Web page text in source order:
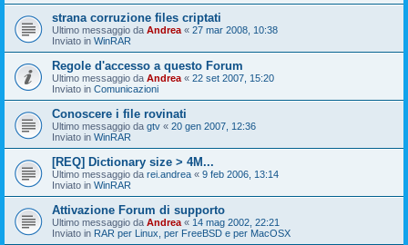
strana corruzione files criptati
Ultimo messaggio da Andrea « 27 mar 2008, 10:38
Inviato in WinRAR
Regole d'accesso a questo Forum
Ultimo messaggio da Andrea « 22 set 2007, 15:20
Inviato in Comunicazioni
Conoscere i file rovinati
Ultimo messaggio da gtv « 20 gen 2007, 12:36
Inviato in WinRAR
[REQ] Dictionary size > 4M...
Ultimo messaggio da rei.andrea « 9 feb 2006, 13:14
Inviato in WinRAR
Attivazione Forum di supporto
Ultimo messaggio da Andrea « 14 mag 2002, 22:21
Inviato in RAR per Linux, per FreeBSD e per MacOSX